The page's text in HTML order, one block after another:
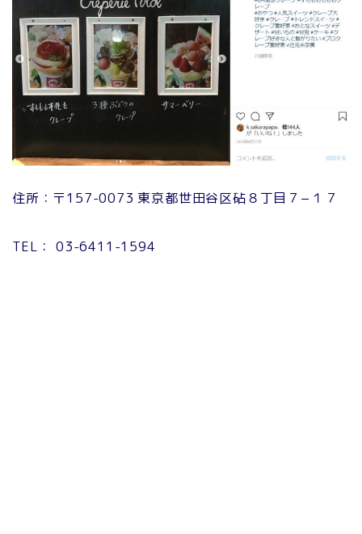
住所：〒157-0073 東京都世田谷区砧８丁目７−１７
TEL： 03-6411-1594